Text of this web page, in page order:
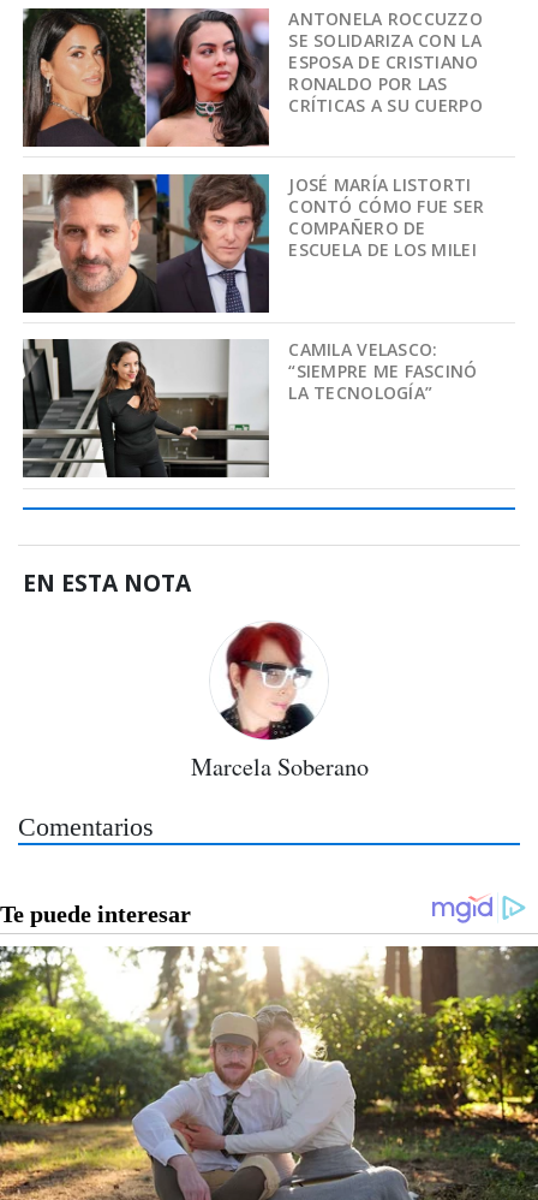
ANTONELA ROCCUZZO
SE SOLIDARIZA CON LA
ESPOSA DE CRISTIANO
RONALDO POR LAS
CRÍTICAS A SU CUERPO
JOSÉ MARÍA LISTORTI
CONTÓ CÓMO FUE SER
COMPAÑERO DE
ESCUELA DE LOS MILEI
CAMILA VELASCO:
“SIEMPRE ME FASCINÓ
LA TECNOLOGÍA”
EN ESTA NOTA
Marcela Soberano
Comentarios